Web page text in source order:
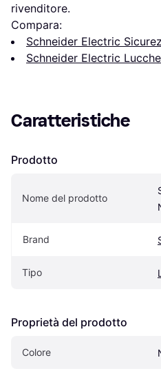
rivenditore.
Compara:
Schneider Electric
Schneider Electric
Caratteristiche
Prodotto
Nome del prodotto
Brand
Tipo
Proprietà del prodotto
Colore